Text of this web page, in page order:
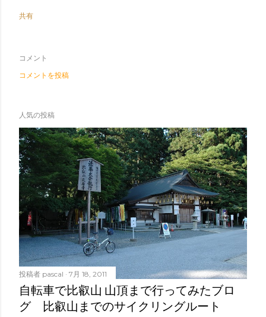
共有
コメント
コメントを投稿
人気の投稿
投稿者 pascal 7月 18, 2011
自転車で比叡山 山頂まで行ってみたブロ
グ 比叡山までのサイクリングルート